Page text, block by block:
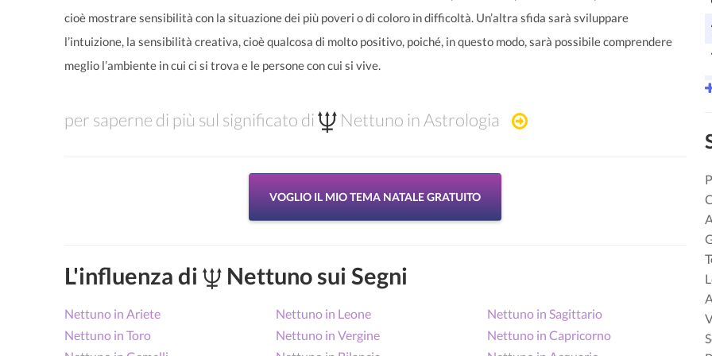
cioè mostrare sensibilità con la situazione dei più poveri o di coloro in difficoltà. Un’altra sfida sarà sviluppare
l’intuizione, la sensibilità creativa, cioè qualcosa di molto positivo, poiché, in questo modo, sarà possibile comprendere
meglio l’ambiente in cui ci si trova e le persone con cui si vive.
per saperne di più sul significato di Nettuno in Astrologia
VOGLIO IL MIO TEMA NATALE GRATUITO
L'influenza di Nettuno sui Segni
Nettuno in Ariete
Nettuno in Toro
Nettuno in Leone
Nettuno in Vergine
Nettuno in Sagittario
Nettuno in Capricorno